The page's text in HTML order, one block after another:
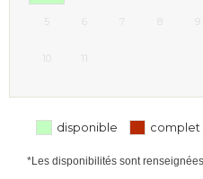
5 7 8
10 11
disponible complet
*Les disponibilités sont